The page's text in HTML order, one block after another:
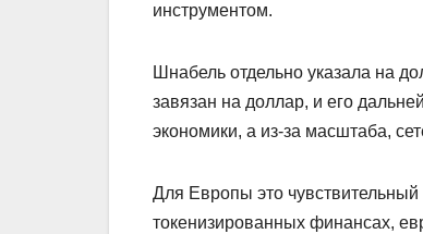
инструментом.
Шнабель отдельно указала на
завязан на доллар, и его
экономики, а из-за масштаба,
Для Европы это
токенизированных финансах,